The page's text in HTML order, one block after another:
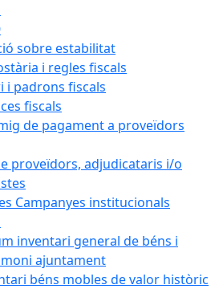
sobre estabilitat
i regles fiscals
i padrons fiscals
fiscals
de pagament a proveïdors
proveïdors, adjudicataris i/o
Campanyes institucionals
inventari general de béns i
ajuntament
béns mobles de valor històric